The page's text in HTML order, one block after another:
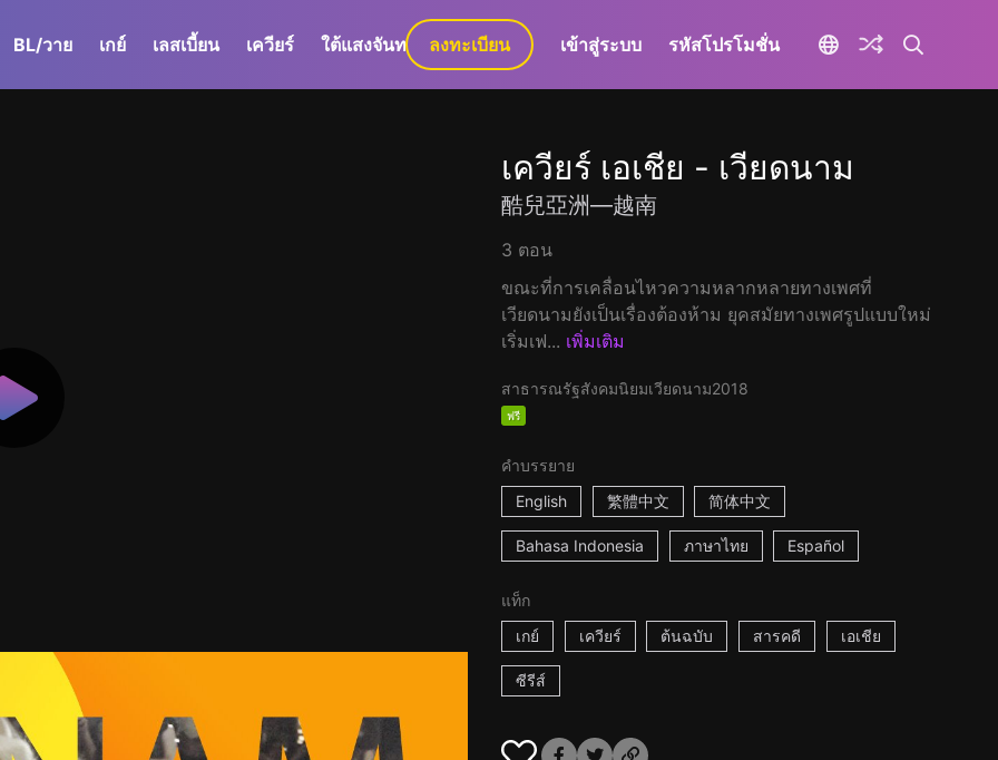
BL/วาย เกย์ เลสเบี้ยน เควียร์ ใต้แสงจันทร์ GaLa+
ลงทะเบียน เข้าสู่ระบบ รหัสโปรโมชั่น
เควียร์ เอเชีย - เวียดนาม
酷兒亞洲—越南
3 ตอน
ขณะที่การเคลื่อนไหวความหลากหลายทางเพศที่
เวียดนามยังเป็นเรื่องต้องห้าม ยุคสมัยทางเพศรูปแบบใหม่
เริ่มเฟ... เพิ่มเติม
สาธารณรัฐสังคมนิยมเวียดนาม2018
ฟรี
คำบรรยาย
English
繁體中文 简体中文
Bahasa Indonesia ภาษาไทย Español
แท็ก
เกย์
เควียร์ ต้นฉบับ สารคดี เอเชีย
ซีรีส์